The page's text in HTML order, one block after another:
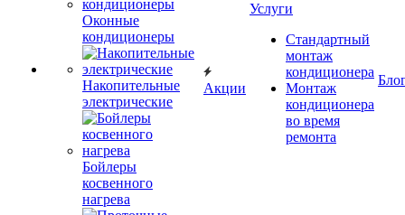
Оконные
кондиционеры
Накопительные
электрические
Бойлеры
косвенного
нагрева
Акции
Услуги
Стандартный
монтаж
кондиционера
Монтаж
кондиционера
во время
ремонта